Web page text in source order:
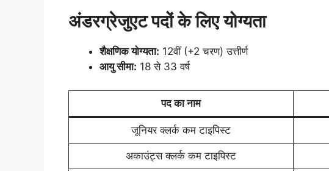
अंडरग्रेजुएट पदों के लिए योग्यता
शैक्षणिक योग्यता: 12वीं (+2 चरण) उत्तीर्ण
आयु सीमा: 18 से 33 वर्ष
पद का नाम
जूनियर क्लर्क कम टाइपिस्ट
अकाउंट्स क्लर्क कम टाइपिस्ट